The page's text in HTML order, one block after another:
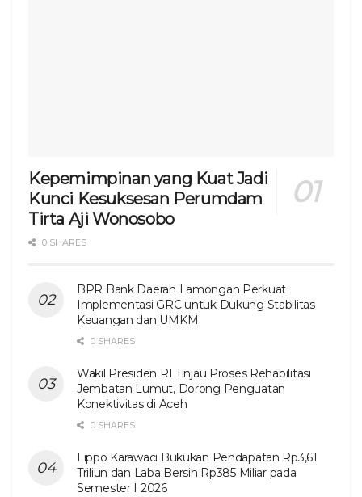
Kepemimpinan yang Kuat Jadi
Kunci Kesuksesan Perumdam
Tirta Aji Wonosobo
0 SHARES
BPR Bank Daerah Lamongan Perkuat
Implementasi GRC untuk Dukung Stabilitas
Keuangan dan UMKM
0 SHARES
Wakil Presiden RI Tinjau Proses Rehabilitasi
Jembatan Lumut, Dorong Penguatan
Konektivitas di Aceh
0 SHARES
Lippo Karawaci Bukukan Pendapatan Rp3,61
Triliun dan Laba Bersih Rp385 Miliar pada
Semester I 2026